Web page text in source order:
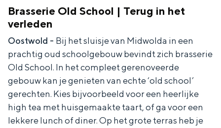
Brasserie Old School | Terug in het
verleden
Oostwold - Bij het sluisje van Midwolda in een
prachtig oud schoolgebouw bevindt zich brasserie
Old School. In het compleet gerenoveerde
gebouw kan je genieten van echte ‘old school’
gerechten. Kies bijvoorbeeld voor een heerlijke
high tea met huisgemaakte taart, of ga voor een
lekkere lunch of diner. Op het grote terras heb je